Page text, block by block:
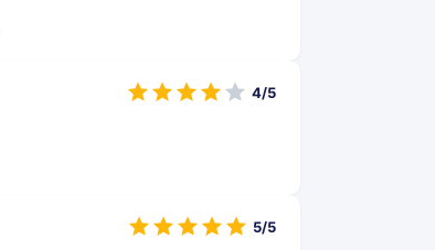
4/5
5/5